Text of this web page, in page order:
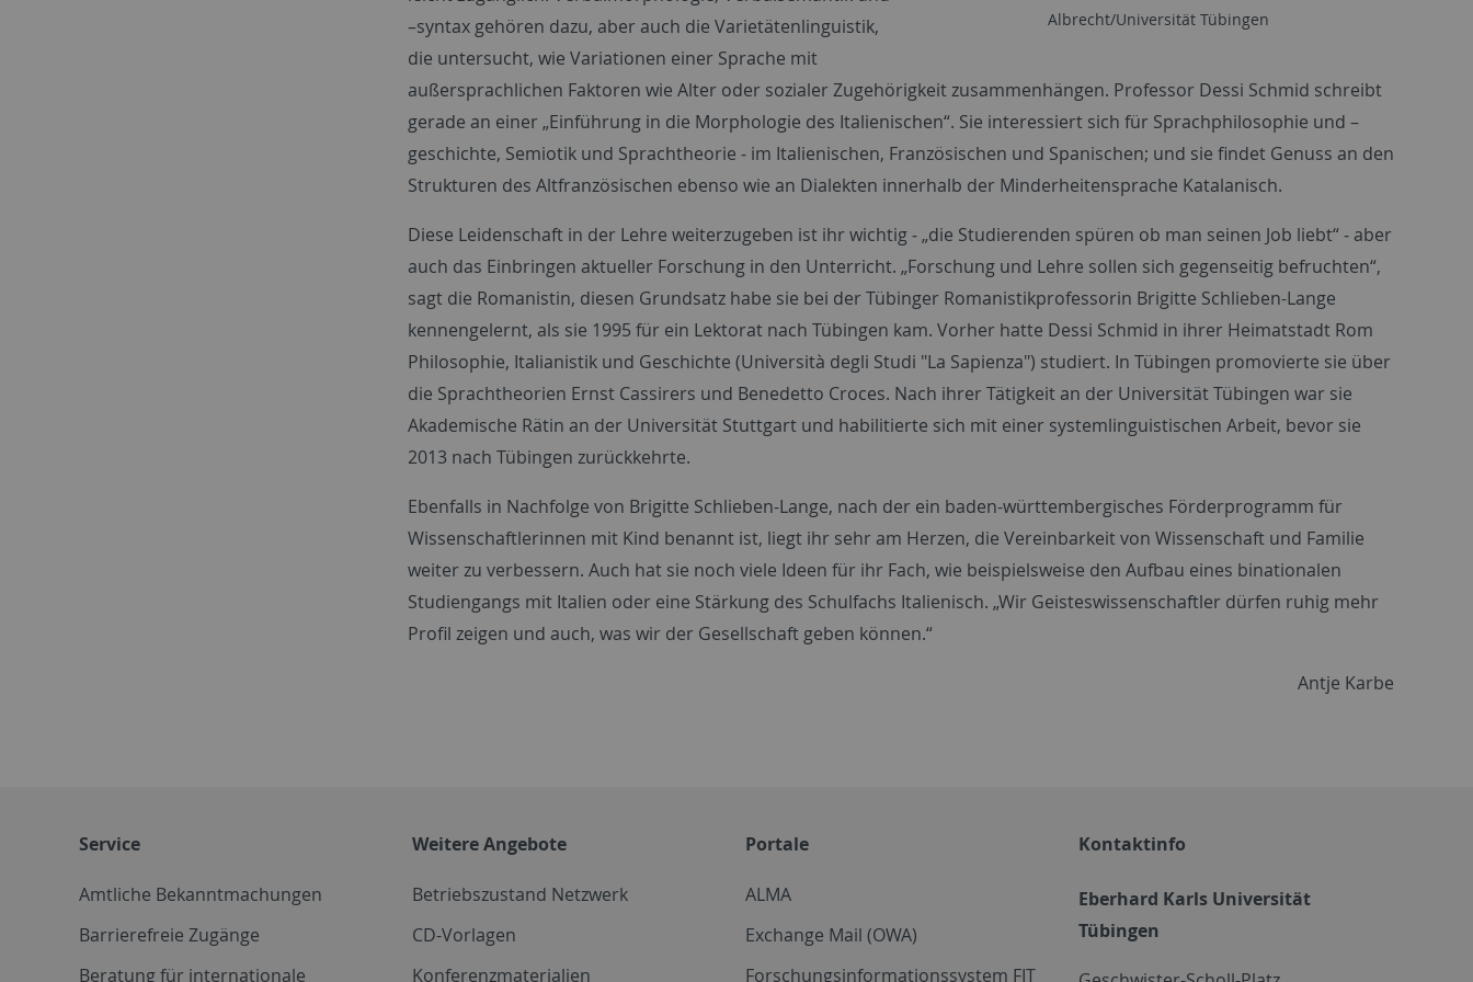
Albrecht/Universität Tübingen
–syntax gehören dazu, aber auch die Varietätenlinguistik,
die untersucht, wie Variationen einer Sprache mit
außersprachlichen Faktoren wie Alter oder sozialer Zugehörigkeit zusammenhängen. Professor Dessi Schmid schreibt
gerade an einer „Einführung in die Morphologie des Italienischen“. Sie interessiert sich für Sprachphilosophie und –
geschichte, Semiotik und Sprachtheorie ‒ im Italienischen, Französischen und Spanischen; und sie findet Genuss an den
Strukturen des Altfranzösischen ebenso wie an Dialekten innerhalb der Minderheitensprache Katalanisch.
Diese Leidenschaft in der Lehre weiterzugeben ist ihr wichtig ‒ „die Studierenden spüren ob man seinen Job liebt“ ‒ aber
auch das Einbringen aktueller Forschung in den Unterricht. „Forschung und Lehre sollen sich gegenseitig befruchten“,
sagt die Romanistin, diesen Grundsatz habe sie bei der Tübinger Romanistikprofessorin Brigitte Schlieben-Lange
kennengelernt, als sie 1995 für ein Lektorat nach Tübingen kam. Vorher hatte Dessi Schmid in ihrer Heimatstadt Rom
Philosophie, Italianistik und Geschichte (Università degli Studi "La Sapienza") studiert. In Tübingen promovierte sie über
die Sprachtheorien Ernst Cassirers und Benedetto Croces. Nach ihrer Tätigkeit an der Universität Tübingen war sie
Akademische Rätin an der Universität Stuttgart und habilitierte sich mit einer systemlinguistischen Arbeit, bevor sie
2013 nach Tübingen zurückkehrte.
Ebenfalls in Nachfolge von Brigitte Schlieben-Lange, nach der ein baden-württembergisches Förderprogramm für
Wissenschaftlerinnen mit Kind benannt ist, liegt ihr sehr am Herzen, die Vereinbarkeit von Wissenschaft und Familie
weiter zu verbessern. Auch hat sie noch viele Ideen für ihr Fach, wie beispielsweise den Aufbau eines binationalen
Studiengangs mit Italien oder eine Stärkung des Schulfachs Italienisch. „Wir Geisteswissenschaftler dürfen ruhig mehr
Profil zeigen und auch, was wir der Gesellschaft geben können.“
Antje Karbe
Service
Amtliche Bekanntmachungen
Barrierefreie Zugänge
Beratung für internationale
Weitere Angebote
Betriebszustand Netzwerk
CD-Vorlagen
Konferenzmaterialien
Portale
ALMA
Exchange Mail (OWA)
Forschungsinformationssystem FIT
Kontaktinfo
Eberhard Karls Universität
Tübingen